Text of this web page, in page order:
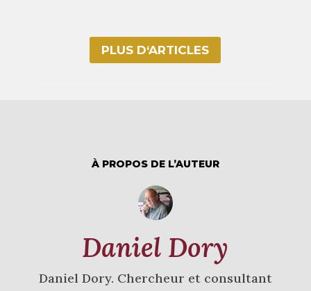
PLUS D‘ARTICLES
À PROPOS DE L’AUTEUR
Daniel Dory
Daniel Dory. Chercheur et consultant